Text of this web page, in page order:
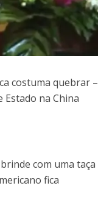
costuma quebrar –
na China
com uma taça
fica